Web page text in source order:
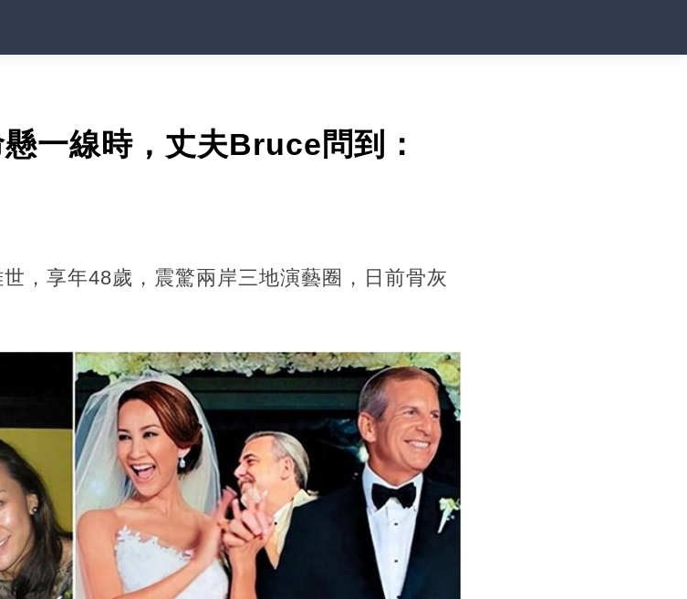
一線時，丈夫Bruce問到：
，享年48歲，震驚兩岸三地演藝圈，日前骨灰